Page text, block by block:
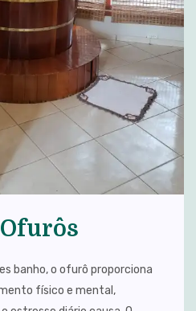
banho, o ofurô proporciona
físico e mental,